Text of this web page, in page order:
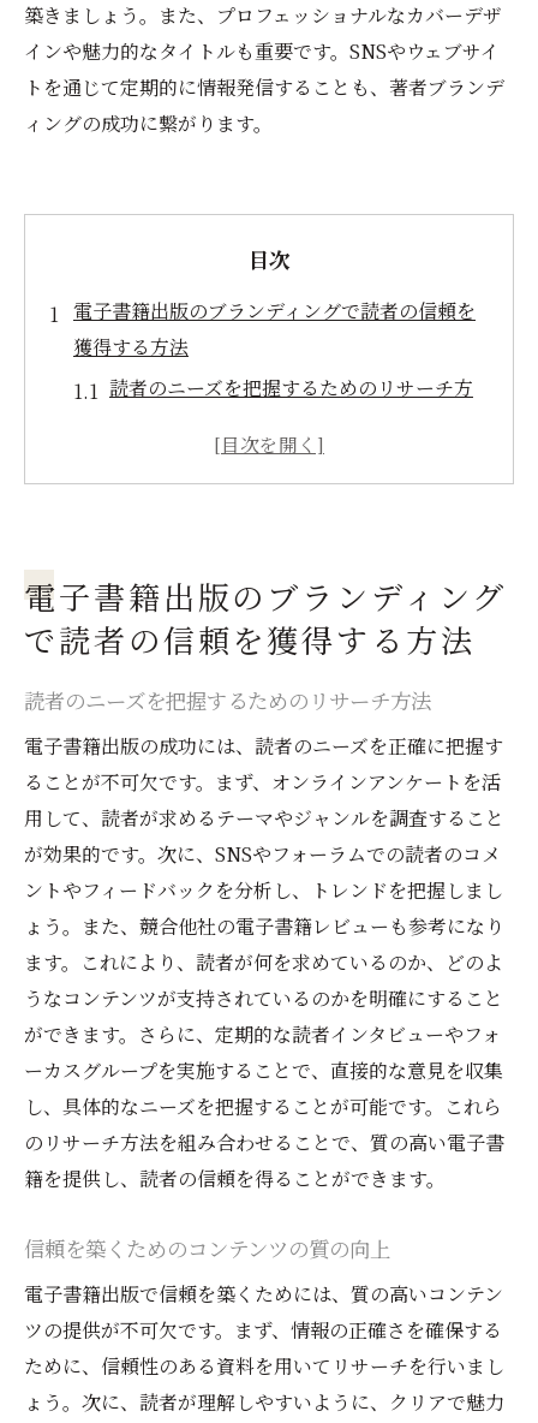
築きましょう。また、プロフェッショナルなカバーデザ
インや魅力的なタイトルも重要です。SNSやウェブサイ
トを通じて定期的に情報発信することも、著者ブランデ
ィングの成功に繋がります。
目次
電子書籍出版のブランディングで読者の信頼を
獲得する方法
読者のニーズを把握するためのリサーチ方
レビューやフィードバックを活用した信頼
性の向上
電子書籍専用のカスタマーサポート戦略
長期的な関係構築のための読者フォローア
ップ方法
電子書籍出版の魅力を引き出すプロフェッショ
ナルなカバーデザイン
プロフェッショナルなカバーデザインの重
要性
市場調査を元にしたデザインの選定
デザイナーとの効果的なコミュニケーショ
ン方法
デザインテストを通じた最適化のプロセス
ブランドイメージと一致するデザイン要素
読者の目を引く効果的なデザインテクニッ
とターゲット戦略
ターゲット読者層の属性分析
読者プロファイルの作成方法
マーケティングメッセージの最適化
ターゲット読者に響くコンテンツ作成
電子書籍出版のブランディング
で読者の信頼を獲得する方法
読者のニーズを把握するためのリサーチ方法
電子書籍出版の成功には、読者のニーズを正確に把握す
ることが不可欠です。まず、オンラインアンケートを活
用して、読者が求めるテーマやジャンルを調査すること
が効果的です。次に、SNSやフォーラムでの読者のコメ
ントやフィードバックを分析し、トレンドを把握しまし
ょう。また、競合他社の電子書籍レビューも参考になり
ます。これにより、読者が何を求めているのか、どのよ
うなコンテンツが支持されているのかを明確にすること
ができます。さらに、定期的な読者インタビューやフォ
ーカスグループを実施することで、直接的な意見を収集
し、具体的なニーズを把握することが可能です。これら
のリサーチ方法を組み合わせることで、質の高い電子書
籍を提供し、読者の信頼を得ることができます。
信頼を築くためのコンテンツの質の向上
電子書籍出版で信頼を築くためには、質の高いコンテン
ツの提供が不可欠です。まず、情報の正確さを確保する
ために、信頼性のある資料を用いてリサーチを行いまし
ょう。次に、読者が理解しやすいように、クリアで魅力